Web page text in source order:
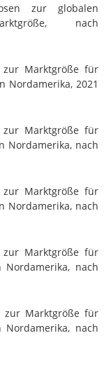
zur globalen
Marktgröße, nach
zur Marktgröße für
Nordamerika, 2021
zur Marktgröße für
Nordamerika, nach
zur Marktgröße für
Nordamerika, nach
zur Marktgröße für
Nordamerika, nach
zur Marktgröße für
Nordamerika, nach